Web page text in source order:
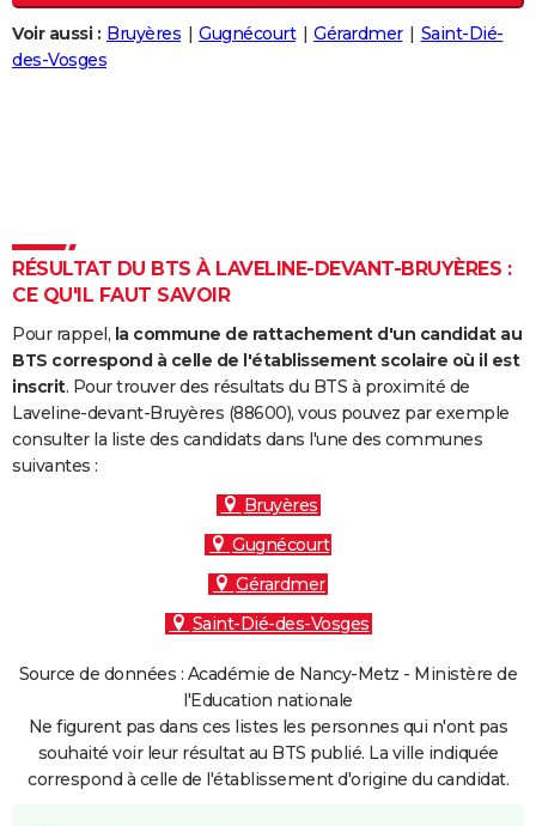
Destinations
City break
Voyage nature
Voyage de noces
Forum
Climat
+
PHOTO
Dictionnaire
Biographies
Citations
Expressions
Proverbes
PROGRAMME TV
S'inscrire
Se connecter
Lycées
Collèges
Primaires
Universités
Entreprises
Service militaire
Avis de recherche
AVIS DE DÉCÈS
FORUM
Bricolage
Lifestyle
Culture
Sport
Auto
Television
Voyage
Cinema
Voir aussi : Bruyères Gugnécourt Gérardmer
Saint-Dié-
des-Vosges
RÉSULTAT DU BTS À LAVELINE-DEVANT-BRUYÈRES :
CE QU'IL FAUT SAVOIR
Pour rappel, la commune de rattachement d'un candidat au
BTS correspond à celle de l'établissement scolaire où il est
inscrit. Pour trouver des résultats du BTS à proximité de
Laveline-devant-Bruyères (88600), vous pouvez par exemple
consulter la liste des candidats dans l'une des communes
suivantes :
Bruyères
Gugnécourt
Gérardmer
Saint-Dié-des-Vosges
Source de données : Académie de Nancy-Metz - Ministère de
l'Education nationale
Ne figurent pas dans ces listes les personnes qui n'ont pas
souhaité voir leur résultat au BTS publié. La ville indiquée
correspond à celle de l'établissement d'origine du candidat.